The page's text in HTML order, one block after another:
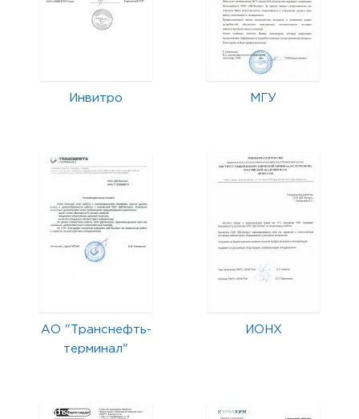
Инвитро МГУ
АО "Транснефть-
терминал"
ИОНХ